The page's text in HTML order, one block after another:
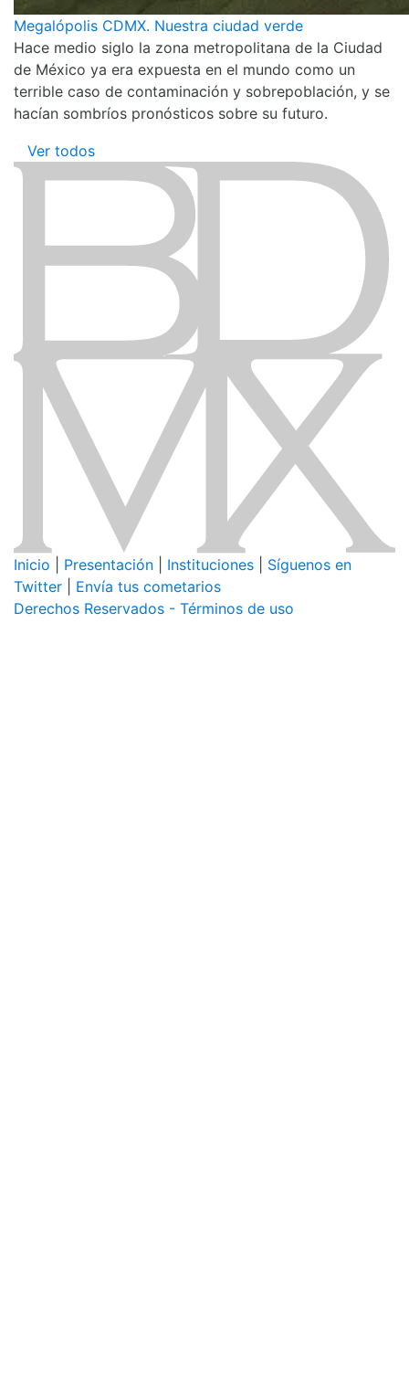
Megalópolis CDMX. Nuestra ciudad verde
Hace medio siglo la zona metropolitana de la Ciudad
de México ya era expuesta en el mundo como un
terrible caso de contaminación y sobrepoblación, y se
hacían sombríos pronósticos sobre su futuro.
Ver todos
Inicio Presentación Instituciones
Síguenos en
Twitter
Envía tus cometarios
Derechos Reservados - Términos de uso